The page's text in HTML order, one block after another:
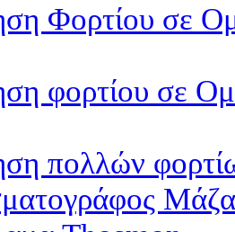
Φορτίου σε
φορτίου σε
πολλών